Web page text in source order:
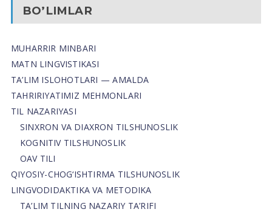
BO’LIMLAR
MUHARRIR MINBARI
MATN LINGVISTIKASI
TA’LIM ISLOHOTLARI — AMALDA
TAHRIRIYATIMIZ MEHMONLARI
TIL NAZARIYASI
SINXRON VA DIAXRON TILSHUNOSLIK
KOGNITIV TILSHUNOSLIK
OAV TILI
QIYOSIY-CHOG‘ISHTIRMA TILSHUNOSLIK
LINGVODIDAKTIKA VA METODIKA
TA’LIM TILNING NAZARIY TA’RIFI